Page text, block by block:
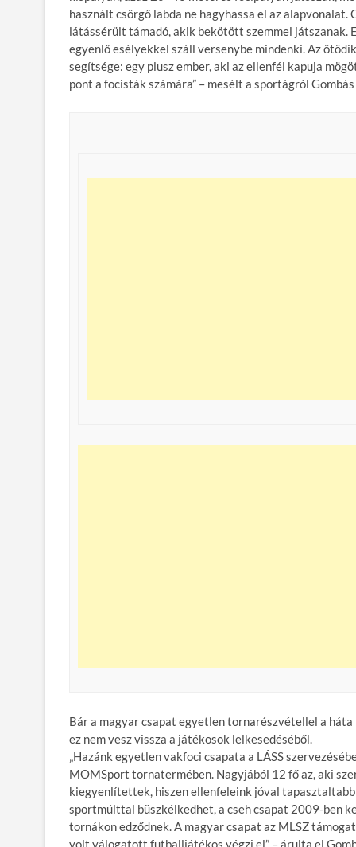
használt csörgő labda ne hagyhassa el az
látássérült támadó, akik bekötött szemmel játszanak.
egyenlő esélyekkel száll versenybe mindenki. Az
segítsége: egy plusz ember, aki az ellenfél kapuja
pont a focisták számára” – mesélt a sportágról
Bár a magyar csapat egyetlen tornarészvétellel a
ez nem vesz vissza a játékosok lelkesedéséből.
„Hazánk egyetlen vakfoci csapata a LÁSS
MOMSport tornatermében. Nagyjából 12 fő az, aki
kiegyenlítettek, hiszen ellenfeleink jóval
sportmúlttal büszkélkedhet, a cseh csapat 2009-ben
tornákon edződnek. A magyar csapat az MLSZ
volt válogatott futballjátékos végzi el” – árulta el